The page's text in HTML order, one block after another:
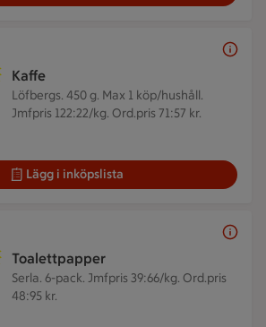
Kaffe
Löfbergs. 450 g. Max 1 köp/hushåll.
Jmfpris 122:22/kg. Ord.pris 71:57 kr.
Lägg i inköpslista
Toalettpapper
Serla. 6-pack. Jmfpris 39:66/kg. Ord.pris
48:95 kr.